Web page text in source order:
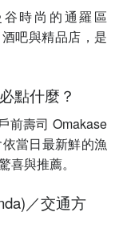
谷時尚的通羅區
吧與精品店，是
點什麼？
前壽司 Omakase
當日最新鮮的漁
與推薦。
／交通方